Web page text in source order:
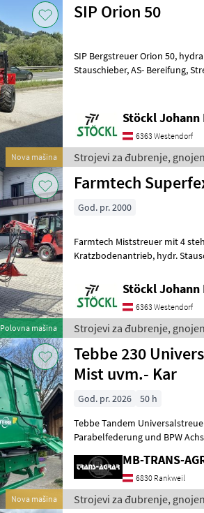
Nova mašina
SIP Orion 50
SIP Bergstreuer Orion 50, hydraulische Bremse, hydraulischer
Stauschieber, AS- Bereifung, Streuwerkschutz, Gelenkwelle,
Stöckl Johann
6363 Westendorf
Strojevi za đubrenje,
Polovna mašina
Farmtech
God. pr. 2000
Farmtech Miststreuer mit 4
Kratzbodenantrieb, hydr. Stauschieber, Aufsatzwände, hydr.
Stöckl Johann
6363 Westendorf
Strojevi za đubrenje,
Nova mašina
Tebbe 230
Mist uvm.- Kar
God. pr. 2026
50 h
Tebbe Tandem Universalstreuer KS 230 Chassis
Parabelfederung und BPW
MB-TRANS-
6830 Rankweil
Strojevi za đubrenje,